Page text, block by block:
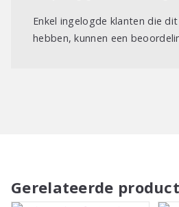
Enkel ingelogde klanten die
hebben, kunnen een
Gerelateerde